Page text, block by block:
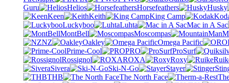
Guru
Helios Horsefeathers Husky
Keen
Keith King Camp
Luckyboo
Luhta Mac in A Sac
MontBell
Moscompas
NZ
Oakley Omega Pacific
Prime-Cool
PRO ProSurf
Rossignol
ROXA Roxy
Sivera
Ski-N-Go Stayer
THB
The North Face